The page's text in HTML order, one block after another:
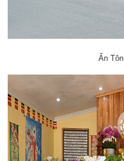
Ấn